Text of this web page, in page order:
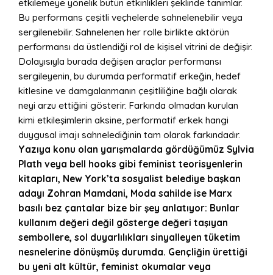
etkilemeye yönelik bütün etkinlikleri şeklinde tanımlar.
Bu performans çeşitli veçhelerde sahnelenebilir veya
sergilenebilir. Sahnelenen her rolle birlikte aktörün
performansı da üstlendiği rol de kişisel vitrini de değişir.
Dolayısıyla burada değişen araçlar performansı
sergileyenin, bu durumda performatif erkeğin, hedef
kitlesine ve damgalanmanın çeşitliliğine bağlı olarak
neyi arzu ettiğini gösterir. Farkında olmadan kurulan
kimi etkileşimlerin aksine, performatif erkek hangi
duygusal imajı sahnelediğinin tam olarak farkındadır.
Yazıya konu olan yarışmalarda gördüğümüz Sylvia
Plath veya bell hooks gibi feminist teorisyenlerin
kitapları, New York’ta sosyalist belediye başkan
adayı Zohran Mamdani, Moda sahilde ise Marx
basılı bez çantalar bize bir şey anlatıyor: Bunlar
kullanım değeri değil gösterge değeri taşıyan
sembollere, sol duyarlılıkları sinyalleyen tüketim
nesnelerine dönüşmüş durumda. Gençliğin ürettiği
bu yeni alt kültür, feminist okumalar veya